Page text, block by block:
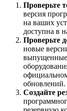
Проверьте
версия
на ваших
доступна в
Проверьте
новые
выпущенные
обновлений.
Создайте